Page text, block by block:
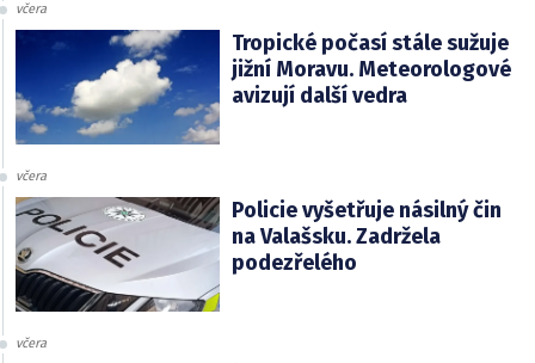
včera
Tropické počasí stále sužuje
jižní Moravu. Meteorologové
avizují další vedra
včera
Policie vyšetřuje násilný čin
na Valašsku. Zadržela
podezřelého
včera